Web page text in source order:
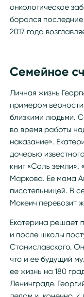
онкологическое
боролся
2017 года
Семейное
Личная жизнь
примером
близкими людьми.
во время работы
наказание».
дочерью
книг «Соль земли»,
Маркова. Ее мама
писательницей. В
Мокеич перевозит
Екатерина решает
и после школы
Станиславского.
что и ее будущий
ее жизнь на 180
Ленинграде.